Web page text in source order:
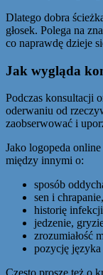
Dlatego dobra
głosek. Polega na
co naprawdę dzieje
Jak wygląda
Podczas konsultacji
oderwaniu od
zaobserwować i
Jako logopeda
między innymi o:
sposób
sen i chrapanie,
historię
jedzenie,
zrozumiałość
pozycję